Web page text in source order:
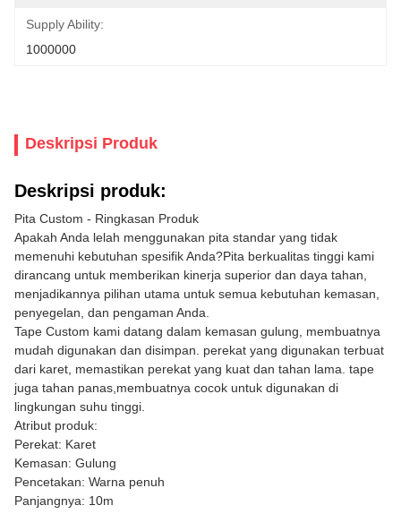
Supply Ability:
1000000
Deskripsi Produk
Deskripsi produk:
Pita Custom - Ringkasan Produk
Apakah Anda lelah menggunakan pita standar yang tidak
memenuhi kebutuhan spesifik Anda?Pita berkualitas tinggi kami
dirancang untuk memberikan kinerja superior dan daya tahan,
menjadikannya pilihan utama untuk semua kebutuhan kemasan,
penyegelan, dan pengaman Anda.
Tape Custom kami datang dalam kemasan gulung, membuatnya
mudah digunakan dan disimpan. perekat yang digunakan terbuat
dari karet, memastikan perekat yang kuat dan tahan lama. tape
juga tahan panas,membuatnya cocok untuk digunakan di
lingkungan suhu tinggi.
Atribut produk:
Perekat: Karet
Kemasan: Gulung
Pencetakan: Warna penuh
Panjangnya: 10m